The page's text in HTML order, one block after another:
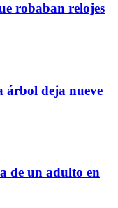
robaban relojes
árbol deja nueve
de un adulto en